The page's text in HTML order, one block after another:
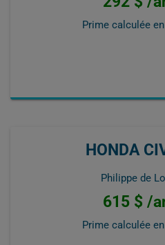
Prime calculée en
HONDA
Philippe de
615 $ /
Prime calculée en